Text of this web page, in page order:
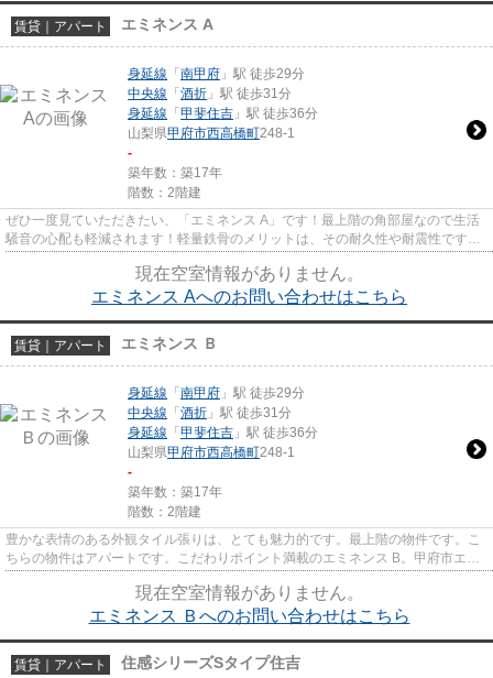
賃貸｜アパート エミネンス A
身延線 「 南甲府 」駅 徒歩29分
中央線 「 酒折 」駅 徒歩31分
身延線 「 甲斐住吉 」駅 徒歩36分
山梨県甲府市西高橋町248-1
-
築年数：築17年
階数：2階建
ぜひ一度見ていただきたい、「エミネンス A」です！最上階の角部屋なので生活
騒音の心配も軽減されます！軽量鉄骨のメリットは、その耐久性や耐震性です！
現在空室情報がありません。
エミネンス Aへのお問い合わせはこちら
賃貸｜アパート エミネンス Ｂ
身延線 「 南甲府 」駅 徒歩29分
中央線 「 酒折 」駅 徒歩31分
身延線 「 甲斐住吉 」駅 徒歩36分
山梨県甲府市西高橋町248-1
-
築年数：築17年
階数：2階建
豊かな表情のある外観タイル張りは、とても魅力的です。最上階の物件です。こ
ちらの物件はアパートです。こだわりポイント満載のエミネンス B。甲府市エリ
現在空室情報がありません。
エミネンス Ｂへのお問い合わせはこちら
賃貸｜アパート 住感シリーズSタイプ住吉